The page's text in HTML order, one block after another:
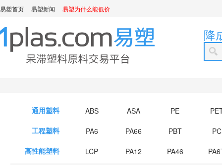
易塑首页 易塑新闻 易塑为什么能低价
降
通用塑料 ABS ASA PE
工程塑料
PA6 PA66 PBT
PC
高性能塑料
LCP PA12 PA46